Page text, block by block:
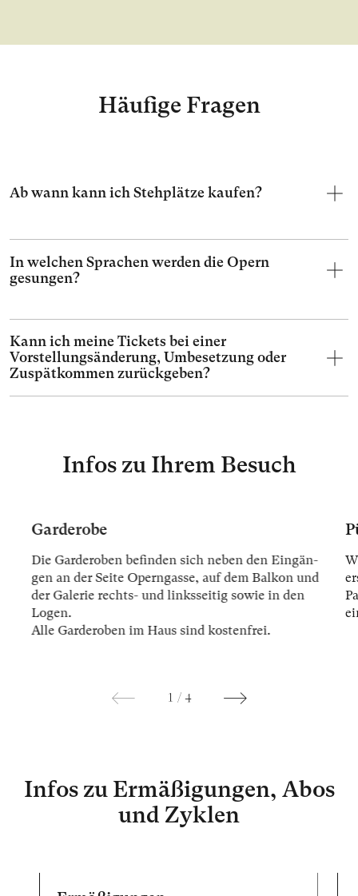
Häufige Fragen
Ab wann kann ich Stehplätze kaufen?
In welchen Sprachen werden die Opern
gesungen?
Kann ich meine Tickets bei einer
Vorstellungsänderung, Umbesetzung oder
Zuspätkommen zurückgeben?
Infos zu Ihrem Besuch
Garderobe
Die Gar­der­oben be­fin­den sich ne­ben den Ein­gän­
gen an der Sei­te Opern­gas­se, auf dem Bal­kon und
der Ga­le­rie rechts- und links­sei­tig so­wie in den
Lo­gen.
Alle Gar­der­oben im Haus sind kos­ten­frei.
1 / 4
Infos zu Ermäßigungen, Abos
und Zyklen